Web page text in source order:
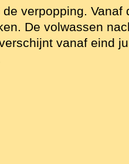
verpopping. Vanaf
De volwassen
vanaf eind